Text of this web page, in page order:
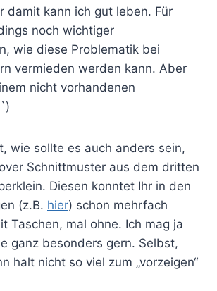
damit kann ich gut leben. Für
noch wichtiger
wie diese Problematik bei
vermieden werden kann. Aber
nicht vorhandenen
wie sollte es auch anders sein,
Schnittmuster aus dem dritten
Diesen konntet Ihr in den
(z.B. hier) schon mehrfach
Taschen, mal ohne. Ich mag ja
ganz besonders gern. Selbst,
halt nicht so viel zum „vorzeigen“